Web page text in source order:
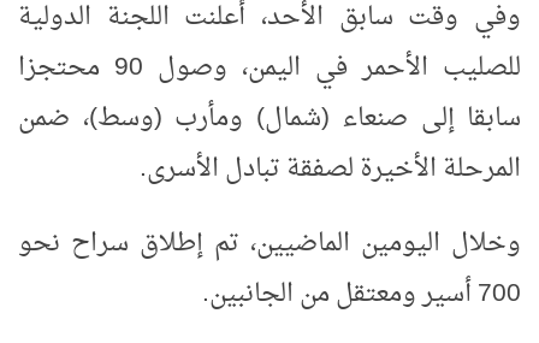
وفي وقت سابق الأحد، أعلنت اللجنة الدولية
للصليب الأحمر في اليمن، وصول 90 محتجزا
سابقا إلى صنعاء (شمال) ومأرب (وسط)، ضمن
المرحلة الأخيرة لصفقة تبادل الأسرى.
وخلال اليومين الماضيين، تم إطلاق سراح نحو
700 أسير ومعتقل من الجانبين.